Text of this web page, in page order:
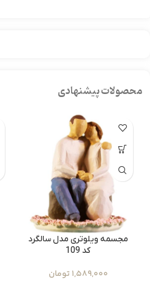
محصولات پیشنهادی
مجسمه ویلوتری مدل سالگرد
کد 109
1,589,000 تومان